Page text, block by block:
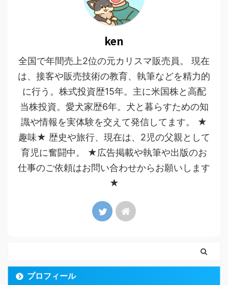
ken
全国で年間売上2位の元カリスマ販売員。 現在
は、接客や販売技術の教育、執筆などを精力的
に行う。株式投資歴15年。主に米国株と高配
当株投資。愛犬家歴6年。犬と暮らすための知
識や情報を実体験を交えて発信してます。 ★
趣味★ 歴史や旅行、現在は、2児の父親として
育児に奮闘中。 ★広告掲載や執筆や出版のお
仕事のご依頼はお問い合わせからお願いします
★
プロフィール